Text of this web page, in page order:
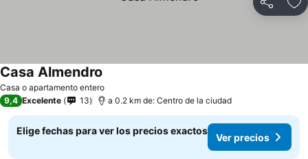
Compartir
Casa o apartamento entero
Casa Almendro
9,4 Excelente 13 a 0.2 km de: Centro de la ciudad
Elige fechas para ver los precios exactos
Ver precios